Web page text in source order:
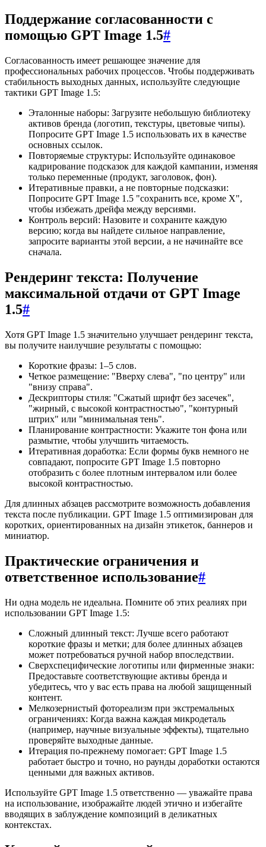
Поддержание согласованности с
помощью GPT Image 1.5#
Согласованность имеет решающее значение для
профессиональных рабочих процессов. Чтобы поддерживать
стабильность выходных данных, используйте следующие
тактики GPT Image 1.5:
Эталонные наборы: Загрузите небольшую библиотеку
активов бренда (логотип, текстуры, цветовые чипы).
Попросите GPT Image 1.5 использовать их в качестве
основных ссылок.
Повторяемые структуры: Используйте одинаковое
кадрирование подсказок для каждой кампании, изменяя
только переменные (продукт, заголовок, фон).
Итеративные правки, а не повторные подсказки:
Попросите GPT Image 1.5 "сохранить все, кроме X",
чтобы избежать дрейфа между версиями.
Контроль версий: Назовите и сохраните каждую
версию; когда вы найдете сильное направление,
запросите варианты этой версии, а не начинайте все
сначала.
Рендеринг текста: Получение
максимальной отдачи от GPT Image
1.5#
Хотя GPT Image 1.5 значительно улучшает рендеринг текста,
вы получите наилучшие результаты с помощью:
Короткие фразы: 1–5 слов.
Четкое размещение: "Вверху слева", "по центру" или
"внизу справа".
Дескрипторы стиля: "Сжатый шрифт без засечек",
"жирный, с высокой контрастностью", "контурный
штрих" или "минимальная тень".
Планирование контрастности: Укажите тон фона или
размытие, чтобы улучшить читаемость.
Итеративная доработка: Если формы букв немного не
совпадают, попросите GPT Image 1.5 повторно
отобразить с более плотным интервалом или более
высокой контрастностью.
Для длинных абзацев рассмотрите возможность добавления
текста после публикации. GPT Image 1.5 оптимизирован для
коротких, ориентированных на дизайн этикеток, баннеров и
миниатюр.
Практические ограничения и
ответственное использование#
Ни одна модель не идеальна. Помните об этих реалиях при
использовании GPT Image 1.5:
Сложный длинный текст: Лучше всего работают
короткие фразы и метки; для более длинных абзацев
может потребоваться ручной набор впоследствии.
Сверхспецифические логотипы или фирменные знаки:
Предоставьте соответствующие активы бренда и
убедитесь, что у вас есть права на любой защищенный
контент.
Мелкозернистый фотореализм при экстремальных
ограничениях: Когда важна каждая микродеталь
(например, научные визуальные эффекты), тщательно
проверяйте выходные данные.
Итерация по-прежнему помогает: GPT Image 1.5
работает быстро и точно, но раунды доработки остаются
ценными для важных активов.
Используйте GPT Image 1.5 ответственно — уважайте права
на использование, изображайте людей этично и избегайте
вводящих в заблуждение композиций в деликатных
контекстах.